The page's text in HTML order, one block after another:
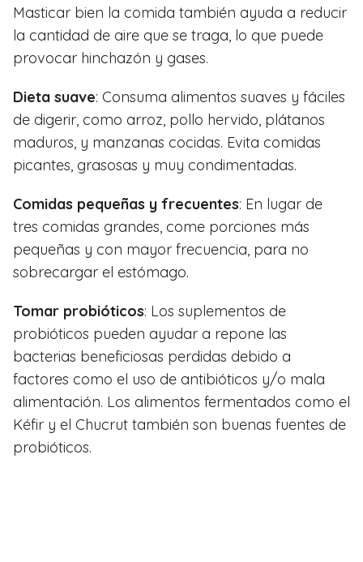
Masticar bien la comida también ayuda a reducir
la cantidad de aire que se traga, lo que puede
provocar hinchazón y gases.
Dieta suave: Consuma alimentos suaves y fáciles
de digerir, como arroz, pollo hervido, plátanos
maduros, y manzanas cocidas. Evita comidas
picantes, grasosas y muy condimentadas.
Comidas pequeñas y frecuentes: En lugar de
tres comidas grandes, come porciones más
pequeñas y con mayor frecuencia, para no
sobrecargar el estómago.
Tomar probióticos: Los suplementos de
probióticos pueden ayudar a repone las
bacterias beneficiosas perdidas debido a
factores como el uso de antibióticos y/o mala
alimentación. Los alimentos fermentados como el
Kéfir y el Chucrut también son buenas fuentes de
probióticos.